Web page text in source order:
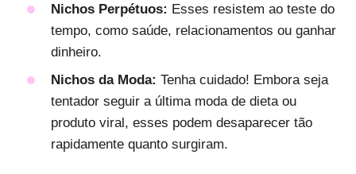
Nichos Perpétuos: Esses resistem ao teste do
tempo, como saúde, relacionamentos ou ganhar
dinheiro.
Nichos da Moda: Tenha cuidado! Embora seja
tentador seguir a última moda de dieta ou
produto viral, esses podem desaparecer tão
rapidamente quanto surgiram.